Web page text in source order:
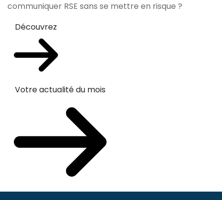
communiquer RSE sans se mettre en risque ?
Découvrez
Votre actualité du mois